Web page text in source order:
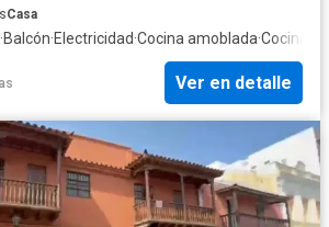
Casa
·Balcón·Electricidad·Cocina amoblada·Cocina
Ver en detalle